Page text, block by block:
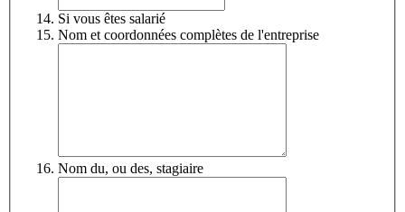
Si vous êtes salarié
Nom et coordonnées complètes de l'entreprise
Nom du, ou des, stagiaire